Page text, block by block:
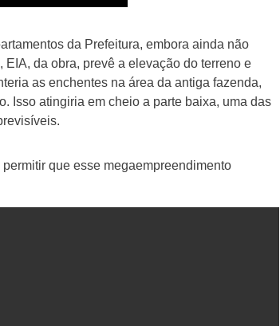
da Prefeitura, embora ainda não
da obra, prevê a elevação do terreno e
as enchentes na área da antiga fazenda,
Isso atingiria em cheio a parte baixa, uma das
que esse megaempreendimento